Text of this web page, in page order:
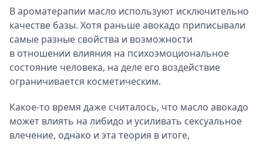
В ароматерапии масло используют исключительно
качестве базы. Хотя раньше авокадо приписывали
самые разные свойства и возможности
в отношении влияния на психоэмоциональное
состояние человека, на деле его воздействие
ограничивается косметическим.
Какое-то время даже считалось, что масло авокадо
может влиять на либидо и усиливать сексуальное
влечение, однако и эта теория в итоге,